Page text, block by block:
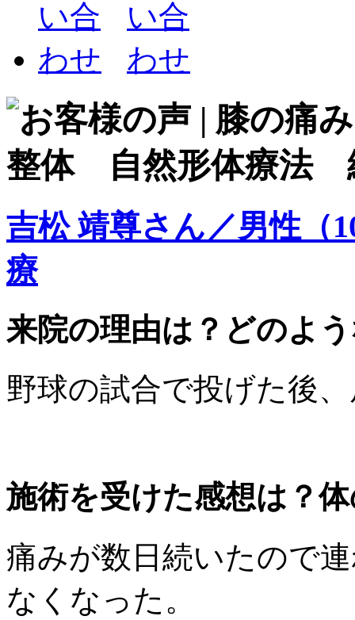
吉松 靖尊さん／男性（
療
来院の理由は？どのよ
野球の試合で投げた後
施術を受けた感想は？
痛みが数日続いたので
なくなった。